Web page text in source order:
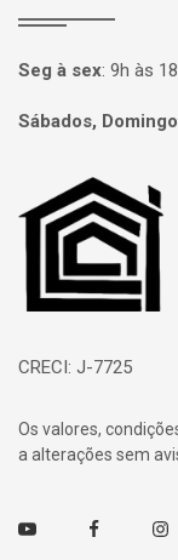
Seg à sex: 9h às
Sábados,
Página inicial
CRECI: J-7725
Os valores,
a alterações sem
Youtube Facebook